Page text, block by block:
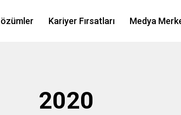
Kariyer Fırsatları Medya
2020